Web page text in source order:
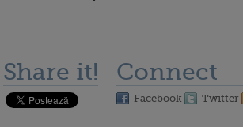
Share it! Connect
Facebook Twitter